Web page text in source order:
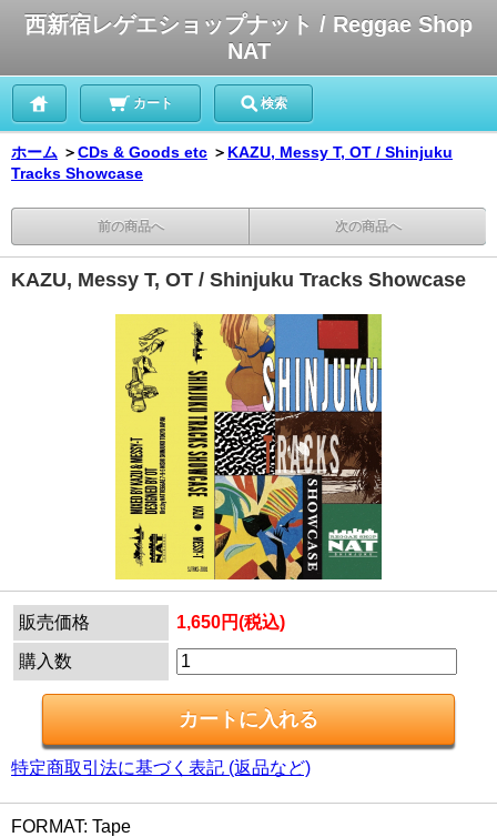
西新宿レゲエショップナット / Reggae Shop
NAT
カート 検索
ホーム ＞CDs & Goods etc ＞ KAZU, Messy T, OT / Shinjuku
Tracks Showcase
前の商品へ 次の商品へ
KAZU, Messy T, OT / Shinjuku Tracks Showcase
販売価格 1,650円(税込)
購入数
特定商取引法に基づく表記 (返品など)
FORMAT: Tape